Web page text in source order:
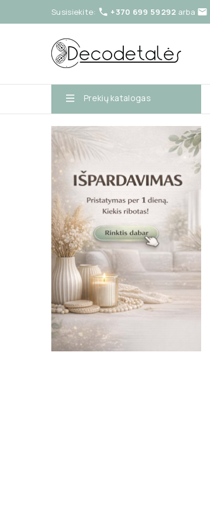
Susisiekite:  +370 699 59292 arba 
Prekių katalogas